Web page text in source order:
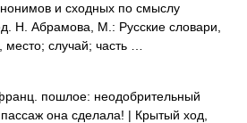
и сходных по смыслу
Н. Абрамова, М.: Русские словари,
случай; часть …
пошлое: неодобрительный
пассаж она сделала! | Крытый ход,